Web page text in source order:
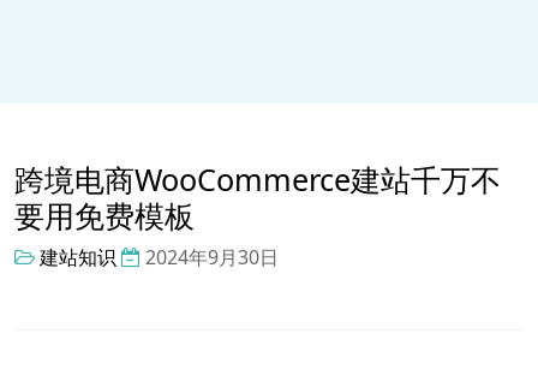
跨境电商WooCommerce建站千万不
要用免费模板
建站知识 2024年9月30日